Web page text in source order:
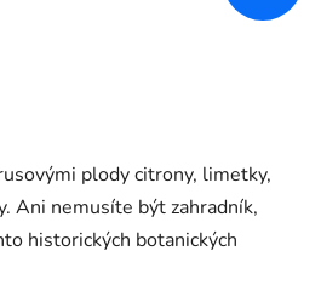
plody citrony, limetky,
Ani nemusíte být zahradník,
historických botanických